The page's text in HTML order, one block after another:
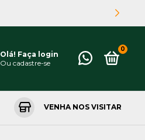
Olá! Faça login
Ou cadastre-se
0
VENHA NOS VISITAR